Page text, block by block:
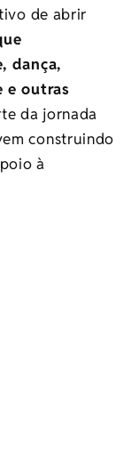
de abrir
dança,
e outras
da jornada
construindo
à